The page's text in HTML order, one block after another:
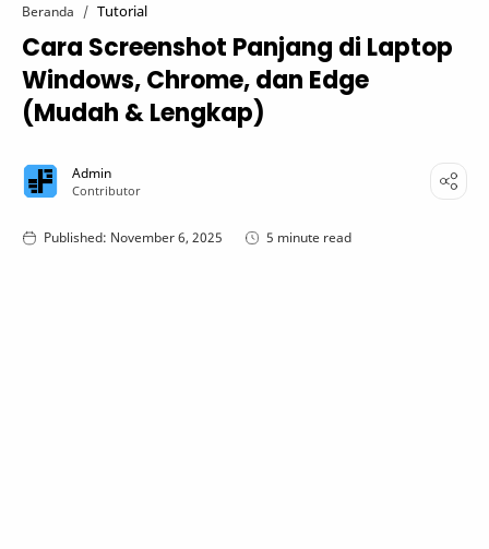
Beranda Tutorial
Cara Screenshot Panjang di Laptop
Windows, Chrome, dan Edge
(Mudah & Lengkap)
5 minute read